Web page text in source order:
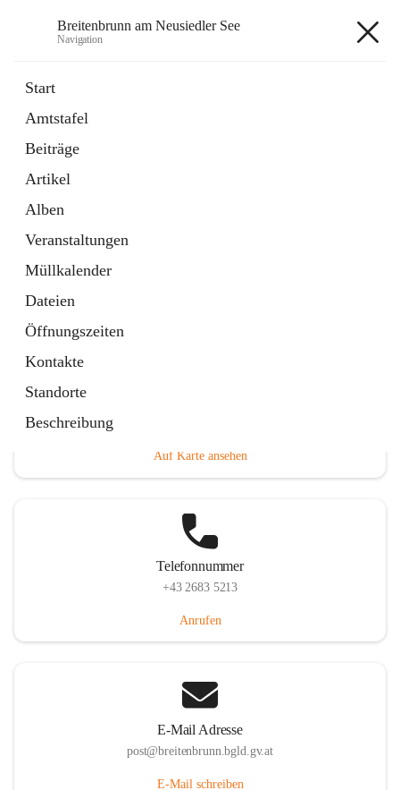
Breitenbrunn am Neusiedler See
Navigation
Start
Amtstafel
Beiträge
Artikel
Alben
Veranstaltungen
Müllkalender
Dateien
Öffnungszeiten
Kontakte
Standorte
Beschreibung
18 Schnellzugriffe
Gemeindeservice
Auf Karte ansehen
Telefonnummer
+43 2683 5213
Anrufen
E-Mail Adresse
post@breitenbrunn.bgld.gv.at
E-Mail schreiben